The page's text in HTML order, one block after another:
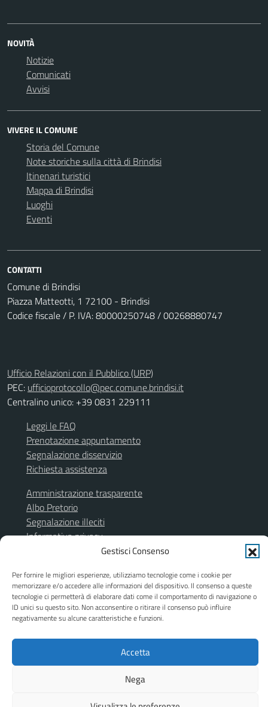
Gestisci Consenso
Per fornire le migliori esperienze, utilizziamo tecnologie come i cookie per
memorizzare e/o accedere alle informazioni del dispositivo. Il consenso a queste
tecnologie ci permetterà di elaborare dati come il comportamento di navigazione o
ID unici su questo sito. Non acconsentire o ritirare il consenso può influire
negativamente su alcune caratteristiche e funzioni.
Accetta
Nega
NOVITÀ
Notizie
Comunicati
Avvisi
VIVERE IL COMUNE
Storia del Comune
Note storiche sulla città di Brindisi
Itinenari turistici
Mappa di Brindisi
Luoghi
Eventi
CONTATTI
Comune di Brindisi
Piazza Matteotti, 1 72100 - Brindisi
Codice fiscale / P. IVA: 80000250748 / 00268880747
Ufficio Relazioni con il Pubblico (URP)
PEC: ufficioprotocollo@pec.comune.brindisi.it
Centralino unico: +39 0831 229111
Leggi le FAQ
Prenotazione appuntamento
Segnalazione disservizio
Richiesta assistenza
Amministrazione trasparente
Albo Pretorio
Segnalazione illeciti
Informativa privacy
Obiettivi di accessibilità
Piano di miglioramento del sito
SEGUICI SU